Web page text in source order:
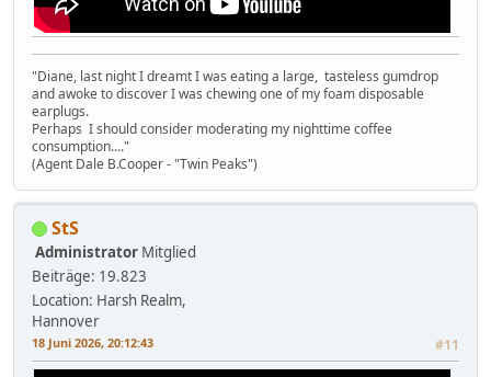
"Diane, last night I dreamt I was eating a large, tasteless gumdrop
and awoke to discover I was chewing one of my foam disposable
earplugs.
Perhaps I should consider moderating my nighttime coffee
consumption...."
(Agent Dale B.Cooper - "Twin Peaks")
StS
Administrator Mitglied
Beiträge: 19.823
Location: Harsh Realm,
Hannover
18 Juni 2026, 20:12:43 #11